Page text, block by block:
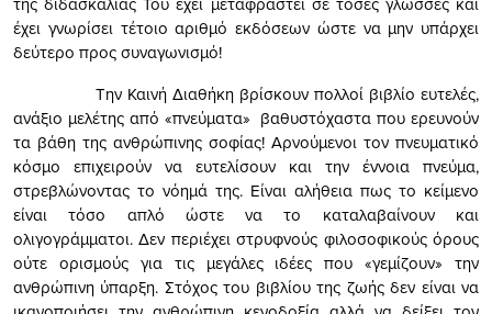
έχει γνωρίσει τέτοιο αριθμό εκδόσεων ώστε να μην υπάρχει
δεύτερο προς συναγωνισμό!
Την Καινή Διαθήκη βρίσκουν πολλοί βιβλίο ευτελές,
ανάξιο μελέτης από «πνεύματα» βαθυστόχαστα που ερευνούν
τα βάθη της ανθρώπινης σοφίας! Αρνούμενοι τον πνευματικό
κόσμο επιχειρούν να ευτελίσουν και την έννοια πνεύμα,
στρεβλώνοντας το νόημά της. Είναι αλήθεια πως το κείμενο
είναι τόσο απλό ώστε να το καταλαβαίνουν και
ολιγογράμματοι. Δεν περιέχει στρυφνούς φιλοσοφικούς όρους
ούτε ορισμούς για τις μεγάλες ιδέες που «γεμίζουν» την
ανθρώπινη ύπαρξη. Στόχος του βιβλίου της ζωής δεν είναι να